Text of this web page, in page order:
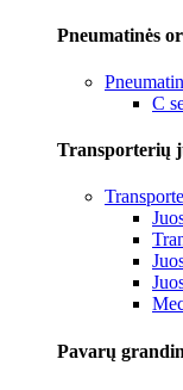
Pneumatinės
C
Transporterių
Pavarų